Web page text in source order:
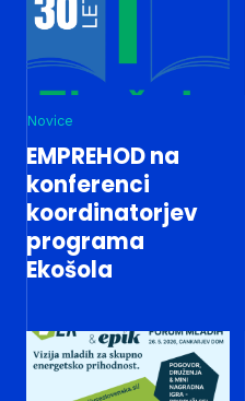
Novice
EMPREHOD na
konferenci
koordinatorjev
programa
Ekošola